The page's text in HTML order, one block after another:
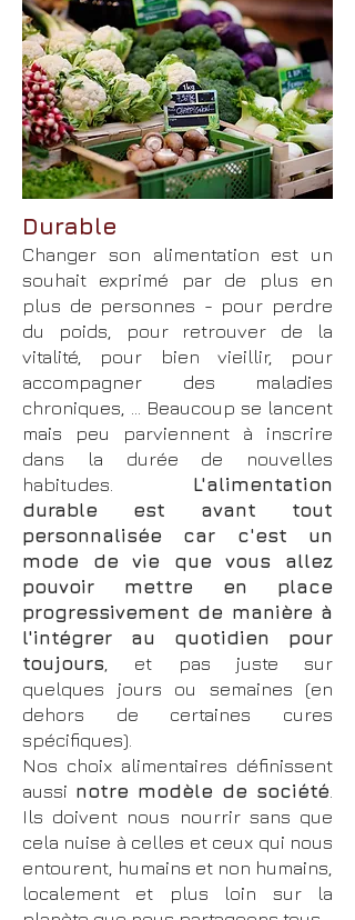
Durable
Changer son alimentation est un
souhait exprimé par de plus en
plus de personnes - pour perdre
du poids, pour retrouver de la
vitalité, pour bien vieillir, pour
accompagner des maladies
chroniques, ... Beaucoup se lancent
mais peu parviennent à inscrire
dans la durée de nouvelles
habitudes. L'alimentation
durable est avant tout
personnalisée car c'est un
mode de vie que vous allez
pouvoir mettre en place
progressivement de manière à
l'intégrer au quotidien pour
toujours, et pas juste sur
quelques jours ou semaines (en
dehors de certaines cures
spécifiques).
Nos choix alimentaires définissent
aussi notre modèle de société.
Ils doivent nous nourrir sans que
cela nuise à celles et ceux qui nous
entourent, humains et non humains,
localement et plus loin sur la